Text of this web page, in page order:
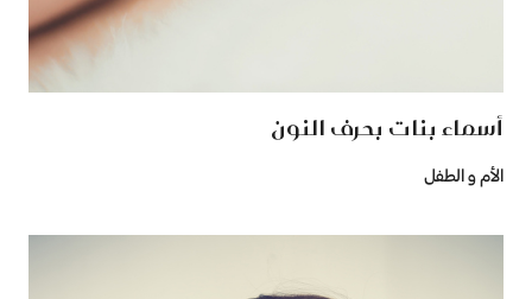
أسماء بنات بحرف النون
الأم و الطفل